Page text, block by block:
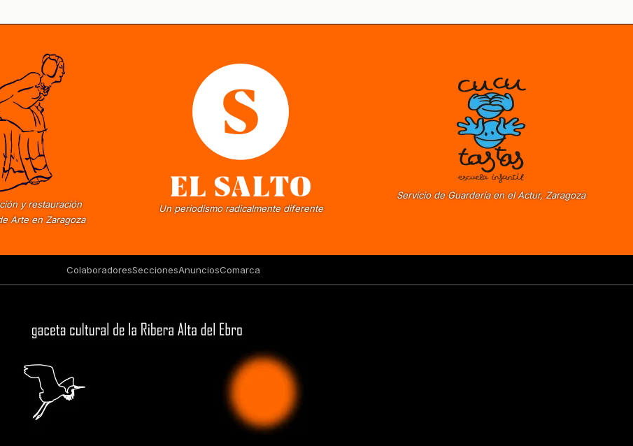
y restauración
Arte en Zaragoza
Un periodismo radicalmente diferente
Servicio de Guardería en el Actur, Zaragoza
ColaboradoresSeccionesAnunciosComarca